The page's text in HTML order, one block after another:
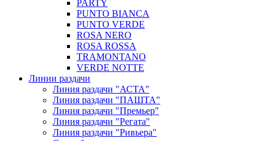
PARTY
PUNTO BIANCA
PUNTO VERDE
ROSA NERO
ROSA ROSSA
TRAMONTANO
VERDE NOTTE
Линии раздачи
Линия раздачи "АСТА"
Линия раздачи "ПАШТА"
Линия раздачи "Премьер"
Линия раздачи "Регата"
Линия раздачи "Ривьера"